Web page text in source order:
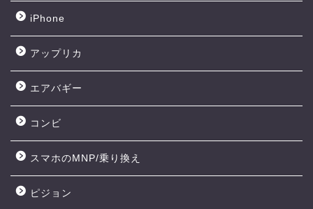
iPhone
アップリカ
エアバギー
コンビ
スマホのMNP/乗り換え
ピジョン